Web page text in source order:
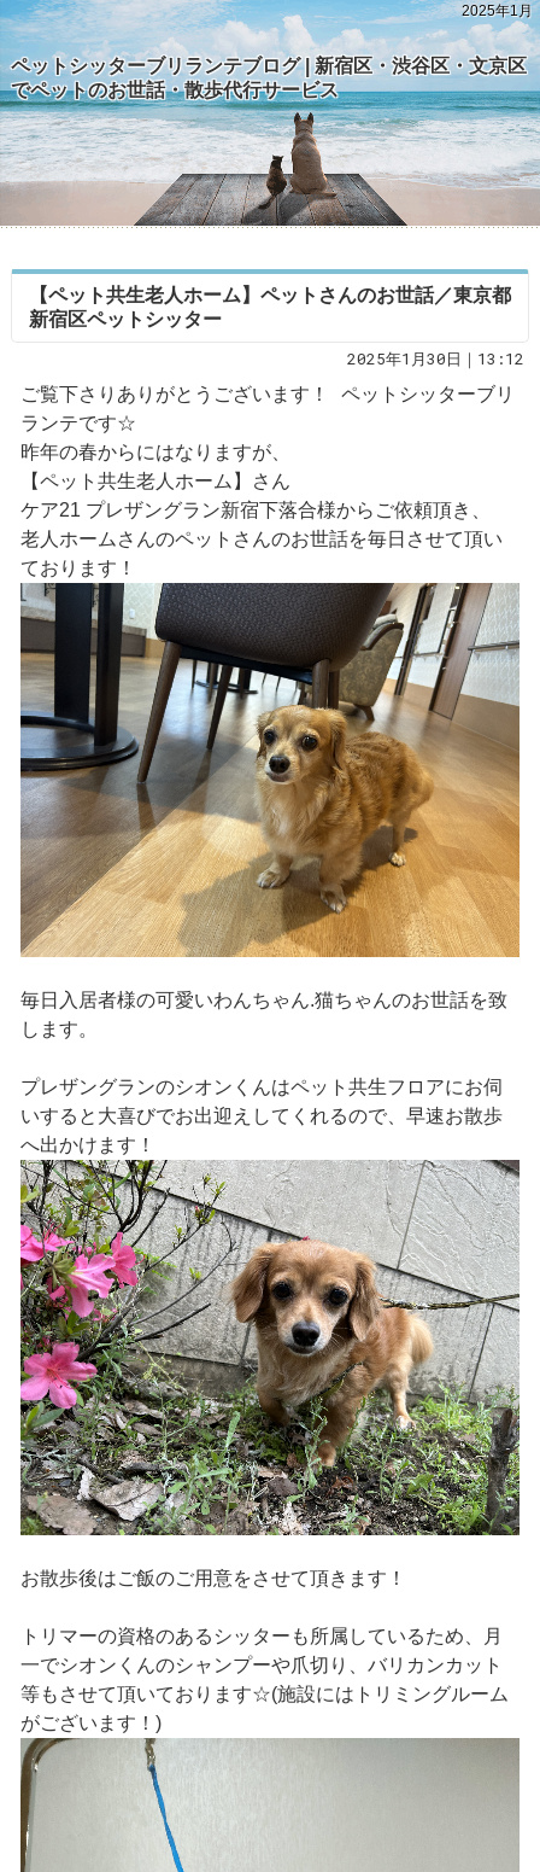
2025年1月
ペットシッターブリランテブログ | 新宿区・渋谷区・文京区
でペットのお世話・散歩代行サービス
【ペット共生老人ホーム】ペットさんのお世話／東京都
新宿区ペットシッター
2025年1月30日｜13:12
ご覧下さりありがとうございます！ ペットシッターブリ
ランテです☆
昨年の春からにはなりますが、
【ペット共生老人ホーム】さん
ケア21 プレザングラン新宿下落合様からご依頼頂き、
老人ホームさんのペットさんのお世話を毎日させて頂い
ております！
毎日入居者様の可愛いわんちゃん.猫ちゃんのお世話を致
します。
プレザングランのシオンくんはペット共生フロアにお伺
いすると大喜びでお出迎えしてくれるので、早速お散歩
へ出かけます！
お散歩後はご飯のご用意をさせて頂きます！
トリマーの資格のあるシッターも所属しているため、月
一でシオンくんのシャンプーや爪切り、バリカンカット
等もさせて頂いております☆(施設にはトリミングルーム
がございます！)